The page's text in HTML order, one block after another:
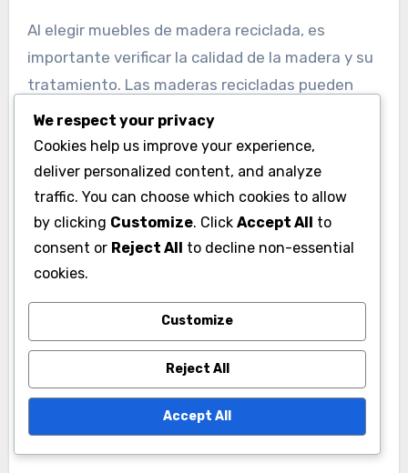
Al elegir muebles de madera reciclada, es
importante verificar la calidad de la madera y su
tratamiento. Las maderas recicladas pueden
tener características únicas, como marcas o
variaciones de color, que añaden un toque
distintivo a cada pieza. Sin embargo, también
pueden requerir un mantenimiento especial para
preservar su integridad.
Para asegurar la durabilidad de los muebles de
madera reciclada, es recomendable aplicar un
sellador ecológico y limpiarlos regularmente con
productos suaves. Evitar la exposición directa a
la luz solar y la humedad excesiva ayudará a
mantener su apariencia y funcionalidad a lo
largo del tiempo.
We respect your privacy
Cookies help us improve your experience,
deliver personalized content, and analyze
traffic. You can choose which cookies to allow
by clicking Customize. Click Accept All to
consent or Reject All to decline non-essential
cookies.
Customize
Reject All
Accept All